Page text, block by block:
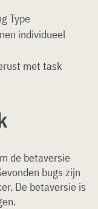
Type
individueel
met task
de betaversie
bugs zijn
De betaversie is